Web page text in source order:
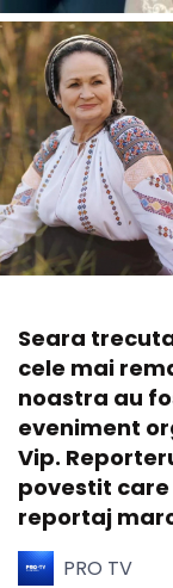
Seara
cele mai
noastra au
eveniment
Vip.
povestit
reportaj
PRO TV